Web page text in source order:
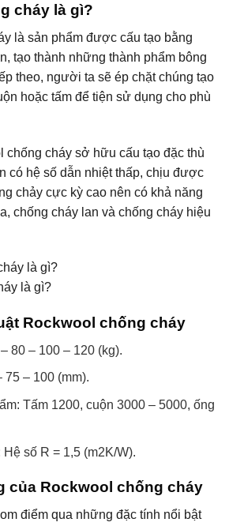
cháy là gì?
là sản phẩm được cấu tạo bằng
tạo thành những thành phẩm bông
theo, người ta sẽ ép chặt chúng tạo
hoặc tấm để tiện sử dụng cho phù
chống cháy sở hữu cấu tạo đặc thù
có hệ số dẫn nhiệt thấp, chịu được
chảy cực kỳ cao nên có khả năng
chống cháy lan và chống cháy hiệu
là gì?
Rockwool chống cháy
80 – 100 – 120 (kg).
– 100 (mm).
Tấm 1200, cuộn 3000 – 5000, ống
số R = 1,5 (m2K/W).
của Rockwool chống cháy
điểm qua những đặc tính nổi bật